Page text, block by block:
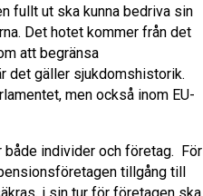
fullt ut ska kunna bedriva sin
Det hotet kommer från det
att begränsa
det gäller sjukdomshistorik.
men också inom EU-
individer och företag. För
tillgång till
i sin tur för företagen ska